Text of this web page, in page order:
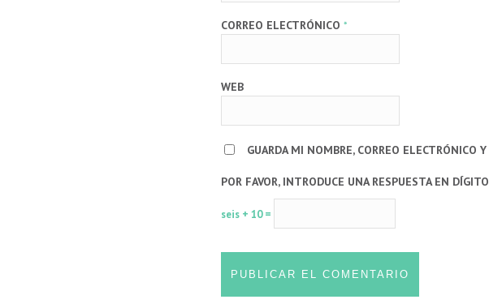
CORREO ELECTRÓNICO *
WEB
GUARDA MI NOMBRE, CORREO ELECTRÓNICO
POR FAVOR, INTRODUCE UNA RESPUESTA EN
seis + 10 =